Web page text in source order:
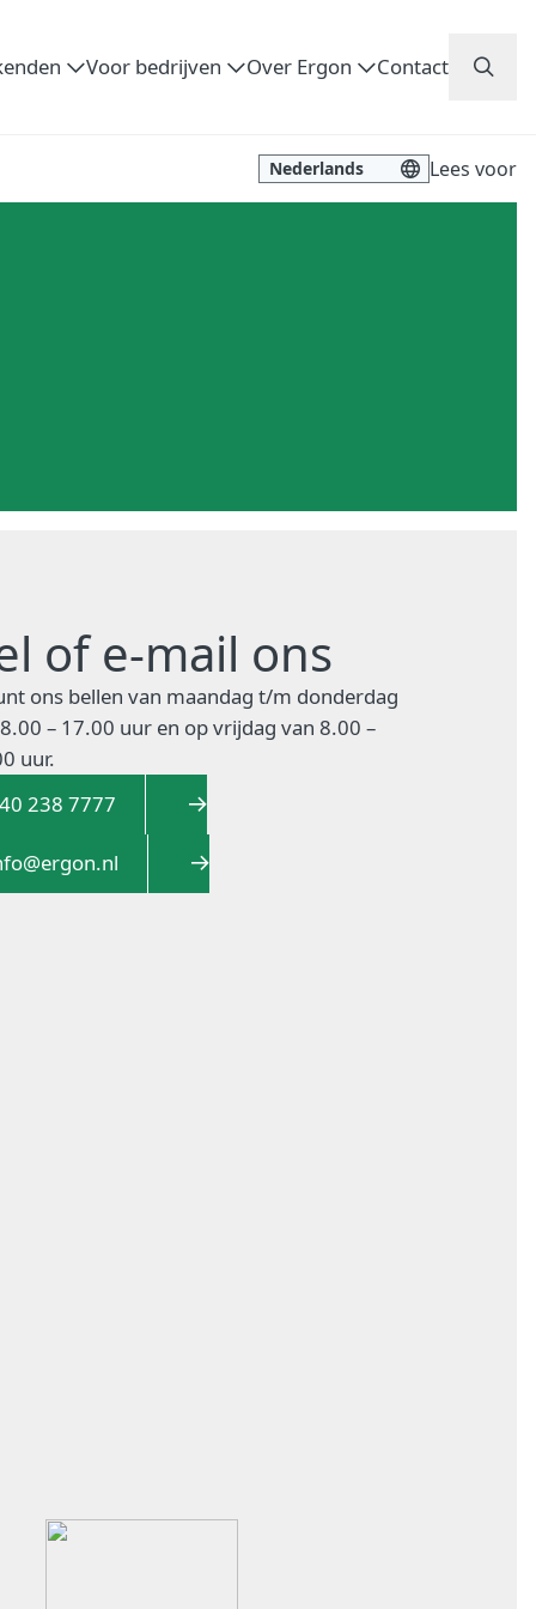
Voor bedrijven Over Ergon Contact
Lees voor
of e-mail ons
ons bellen van maandag t/m donderdag
– 17.00 uur en op vrijdag van 8.00 –
uur.
238 7777